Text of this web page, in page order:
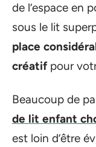
de l’espace en
sous le lit
place
créatifpour
Beaucoup de
de lit enfant
est loin d’être